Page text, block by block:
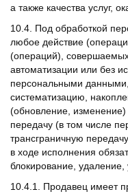
а также качества услуг,
10.4. Под обработкой
любое действие
(операций),
автоматизации или без
персональными
систематизацию,
(обновление, изменение)
передачу (в том числе
трансграничную
в ходе исполнения
блокирование,
10.4.1. Продавец имеет